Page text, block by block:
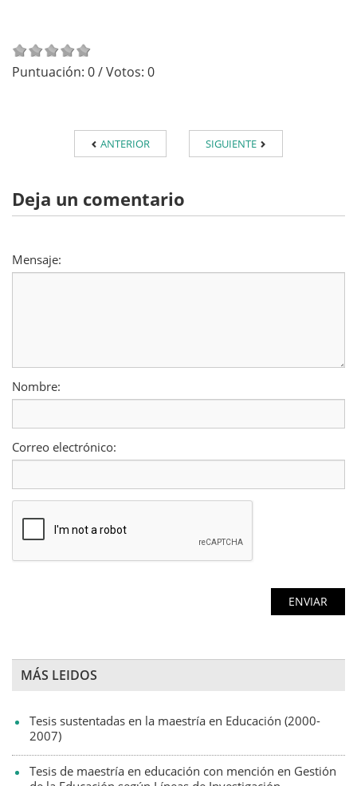
Puntuación: 0/ Votos: 0
ANTERIOR SIGUIENTE
Deja un comentario
Mensaje:
Nombre:
Correo electrónico:
MÁS LEIDOS
Tesis sustentadas en la maestría en Educación (2000-
2007)
Tesis de maestría en educación con mención en Gestión